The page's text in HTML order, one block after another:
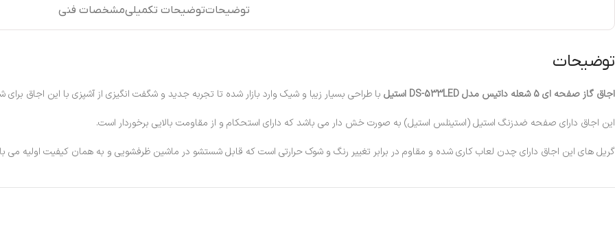
توضیحاتتوضیحات تکمیلیمشخصات فنی
توضیحات
اجاق گاز صفحه ای 5 شعله داتیس مدل DS-533LED استیل
با طراحی بسیار زیبا و شیک وارد بازار شده تا تجربه جدید و شگفت انگیزی از آشپزی با این اجاق برای
این اجاق دارای صفحه ضدزنگ استیل (استینلس استیل) به صورت خش دار می باشد که دارای استحکام و از مقاومت بالایی برخوردار است.
گریل های این اجاق دارای چدن لعاب کاری شده و مقاوم در برابر تغییر رنگ و شوک حرارتی است که قابل شستشو در ماشین ظرفشویی و به همان کیفیت اولیه می